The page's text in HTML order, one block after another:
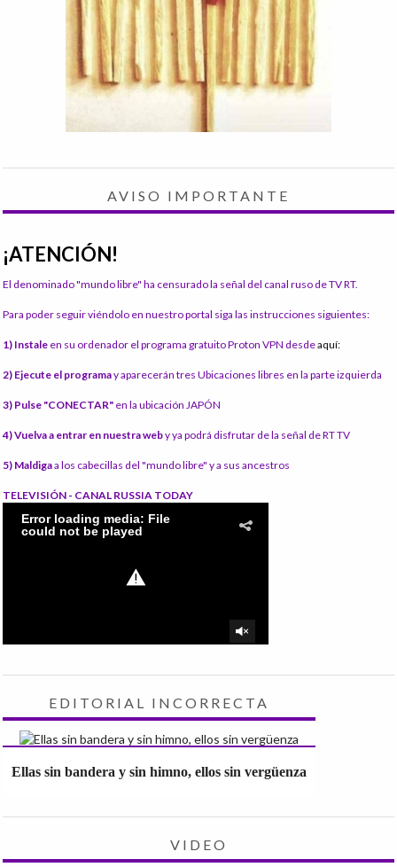
AVISO IMPORTANTE
¡ATENCIÓN!
El denominado "mundo libre" ha censurado la señal del canal ruso de TV RT.
Para poder seguir viéndolo en nuestro portal siga las instrucciones siguientes:
1) Instale en su ordenador el programa gratuito Proton VPN desdeaquí:
2) Ejecute el programay aparecerán tres Ubicaciones libres en la parte izquierda
3) Pulse "CONECTAR" en la ubicación JAPÓN
4) Vuelva a entrar en nuestra weby ya podrá disfrutar de la señal de RT TV
5) Maldigaa los cabecillas del "mundo libre" y a sus ancestros
TELEVISIÓN - CANAL RUSSIA TODAY
EDITORIAL INCORRECTA
Ellas sin bandera y sin himno, ellos sin vergüenza
VIDEO